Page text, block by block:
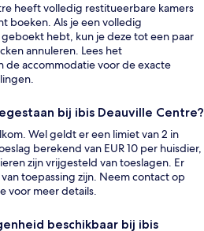
heeft volledig restitueerbare kamers
boeken. Als je een volledig
hebt, kun je deze tot een paar
annuleren. Lees het
de accommodatie voor de exacte
bij ibis Deauville Centre?
Wel geldt er een limiet van 2 in
berekend van EUR 10 per huisdier,
zijn vrijgesteld van toeslagen. Er
toepassing zijn. Neem contact op
voor meer details.
beschikbaar bij ibis